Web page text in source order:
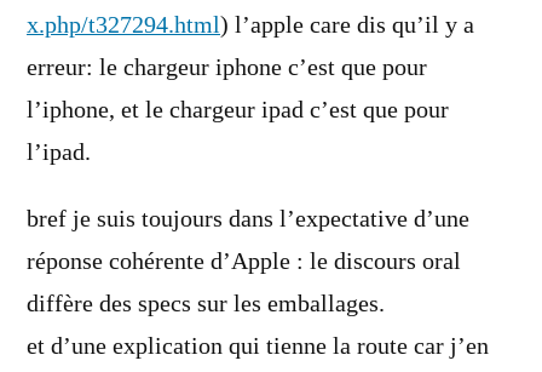
x.php/t327294.html) l’apple care dis qu’il y a
erreur: le chargeur iphone c’est que pour
l’iphone, et le chargeur ipad c’est que pour
l’ipad.
bref je suis toujours dans l’expectative d’une
réponse cohérente d’Apple : le discours oral
diffère des specs sur les emballages.
et d’une explication qui tienne la route car j’en